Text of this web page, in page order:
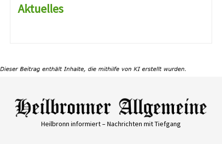
Aktuelles
Heilbronn informiert – Nachrichten mit Tiefgang